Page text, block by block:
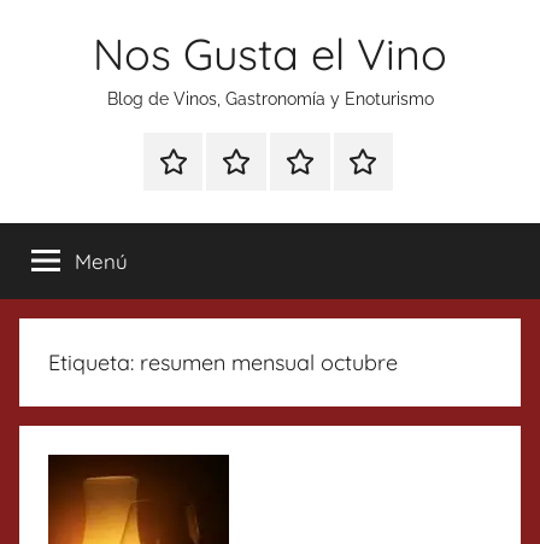
Nos Gusta el Vino
Blog de Vinos, Gastronomía y Enoturismo
Especial
Tonics
Enoturismo
Gastronomía
RankingContacto
Menú
Etiqueta: resumen mensual octubre